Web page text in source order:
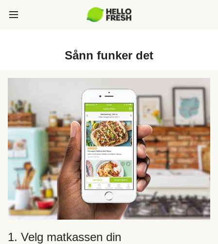
Sånn funker det
1. Velg matkassen din